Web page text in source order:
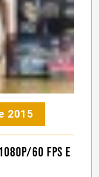
2015
60 FPS e